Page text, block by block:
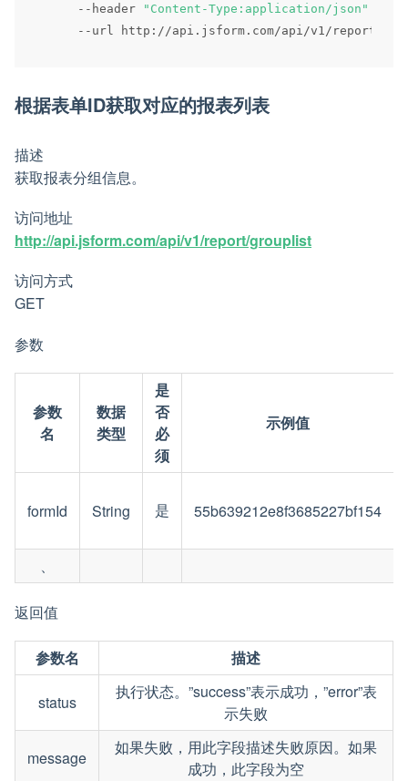
-- header "Content-Type:application/json"
-- url http : / /api . jsform . com/api /v1 / report
根据表单ID获取对应的报表列表
描述
获取报表分组信息。
访问地址
http://api.jsform.com/api/v1/report/grouplist
访问方式
GET
参数
参数
名
数据
类型
是
否
必
须
示例值
formId String 是 55b639212e8f3685227bf154
、
返回值
参数名 描述
status
执行状态。”success”表示成功，”error”表
示失败
message
如果失败，用此字段描述失败原因。如果
成功，此字段为空